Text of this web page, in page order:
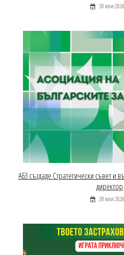
30 юли 2026
АБЗ създаде Стратегически съвет и
директор
28 юли 2026